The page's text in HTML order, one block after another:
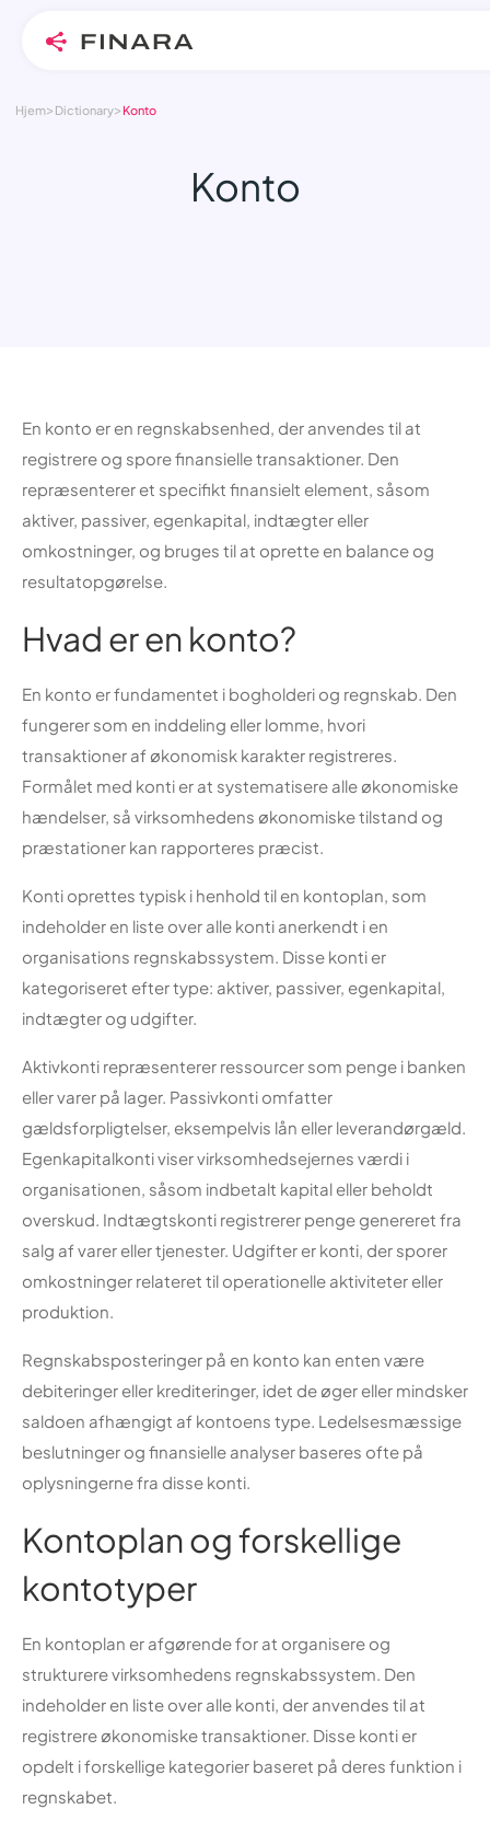
Skip
Hjem> Dictionary> Konto
Konto
En konto er en regnskabsenhed, der anvendes til at
registrere og spore finansielle transaktioner. Den
repræsenterer et specifikt finansielt element, såsom
aktiver, passiver, egenkapital, indtægter eller
omkostninger, og bruges til at oprette en balance og
resultatopgørelse.
Hvad er en konto?
En konto er fundamentet i bogholderi og regnskab. Den
fungerer som en inddeling eller lomme, hvori
transaktioner af økonomisk karakter registreres.
Formålet med konti er at systematisere alle økonomiske
hændelser, så virksomhedens økonomiske tilstand og
præstationer kan rapporteres præcist.
Konti oprettes typisk i henhold til en kontoplan, som
indeholder en liste over alle konti anerkendt i en
organisations regnskabssystem. Disse konti er
kategoriseret efter type: aktiver, passiver, egenkapital,
indtægter og udgifter.
Aktivkonti repræsenterer ressourcer som penge i banken
eller varer på lager. Passivkonti omfatter
gældsforpligtelser, eksempelvis lån eller leverandørgæld.
Egenkapitalkonti viser virksomhedsejernes værdi i
organisationen, såsom indbetalt kapital eller beholdt
overskud. Indtægtskonti registrerer penge genereret fra
salg af varer eller tjenester. Udgifter er konti, der sporer
omkostninger relateret til operationelle aktiviteter eller
produktion.
Regnskabsposteringer på en konto kan enten være
debiteringer eller krediteringer, idet de øger eller mindsker
saldoen afhængigt af kontoens type. Ledelsesmæssige
beslutninger og finansielle analyser baseres ofte på
oplysningerne fra disse konti.
Kontoplan og forskellige
kontotyper
En kontoplan er afgørende for at organisere og
strukturere virksomhedens regnskabssystem. Den
indeholder en liste over alle konti, der anvendes til at
registrere økonomiske transaktioner. Disse konti er
opdelt i forskellige kategorier baseret på deres funktion i
regnskabet.